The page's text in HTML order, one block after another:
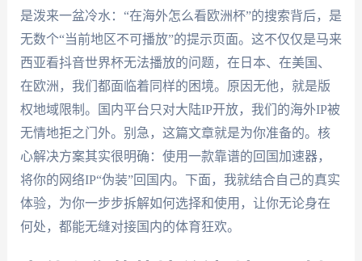
是泼来一盆冷水：“在海外怎么看欧洲杯”的搜索背后，是
无数个“当前地区不可播放”的提示页面。这不仅仅是马来
西亚看抖音世界杯无法播放的问题，在日本、在美国、
在欧洲，我们都面临着同样的困境。原因无他，就是版
权地域限制。国内平台只对大陆IP开放，我们的海外IP被
无情地拒之门外。别急，这篇文章就是为你准备的。核
心解决方案其实很明确：使用一款靠谱的回国加速器，
将你的网络IP“伪装”回国内。下面，我就结合自己的真实
体验，为你一步步拆解如何选择和使用，让你无论身在
何处，都能无缝对接国内的体育狂欢。